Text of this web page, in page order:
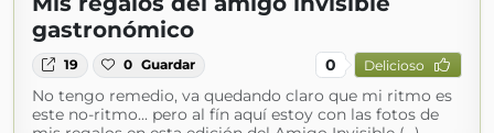
gastronómico
19 0 Guardar 0 Delicioso
No tengo remedio, va quedando claro que mi ritmo es
este no-ritmo... pero al fín aquí estoy con las fotos de